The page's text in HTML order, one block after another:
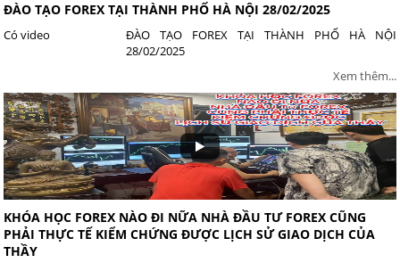
ĐÀO TẠO FOREX TẠI THÀNH PHỐ HÀ NỘI 28/02/2025
ĐÀO TẠO FOREX TẠI THÀNH PHỐ HÀ NỘI
28/02/2025
Có video
Xem thêm...
KHÓA HỌC FOREX NÀO ĐI NỮA NHÀ ĐẦU TƯ FOREX CŨNG
PHẢI THỰC TẾ KIỂM CHỨNG ĐƯỢC LỊCH SỬ GIAO DỊCH CỦA
THẦY